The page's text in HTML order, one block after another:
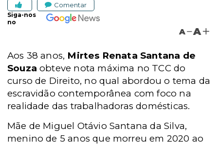
Comentar
Siga-nos
no
A A
Aos 38 anos, Mirtes Renata Santana de
Souza obteve nota máxima no TCC do
curso de Direito, no qual abordou o tema da
escravidão contemporânea com foco na
realidade das trabalhadoras domésticas.
Mãe de Miguel Otávio Santana da Silva,
menino de 5 anos que morreu em 2020 ao